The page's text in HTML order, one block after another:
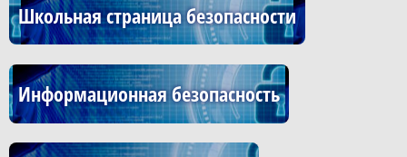
Школьная страница безопасности
Информационная безопасность